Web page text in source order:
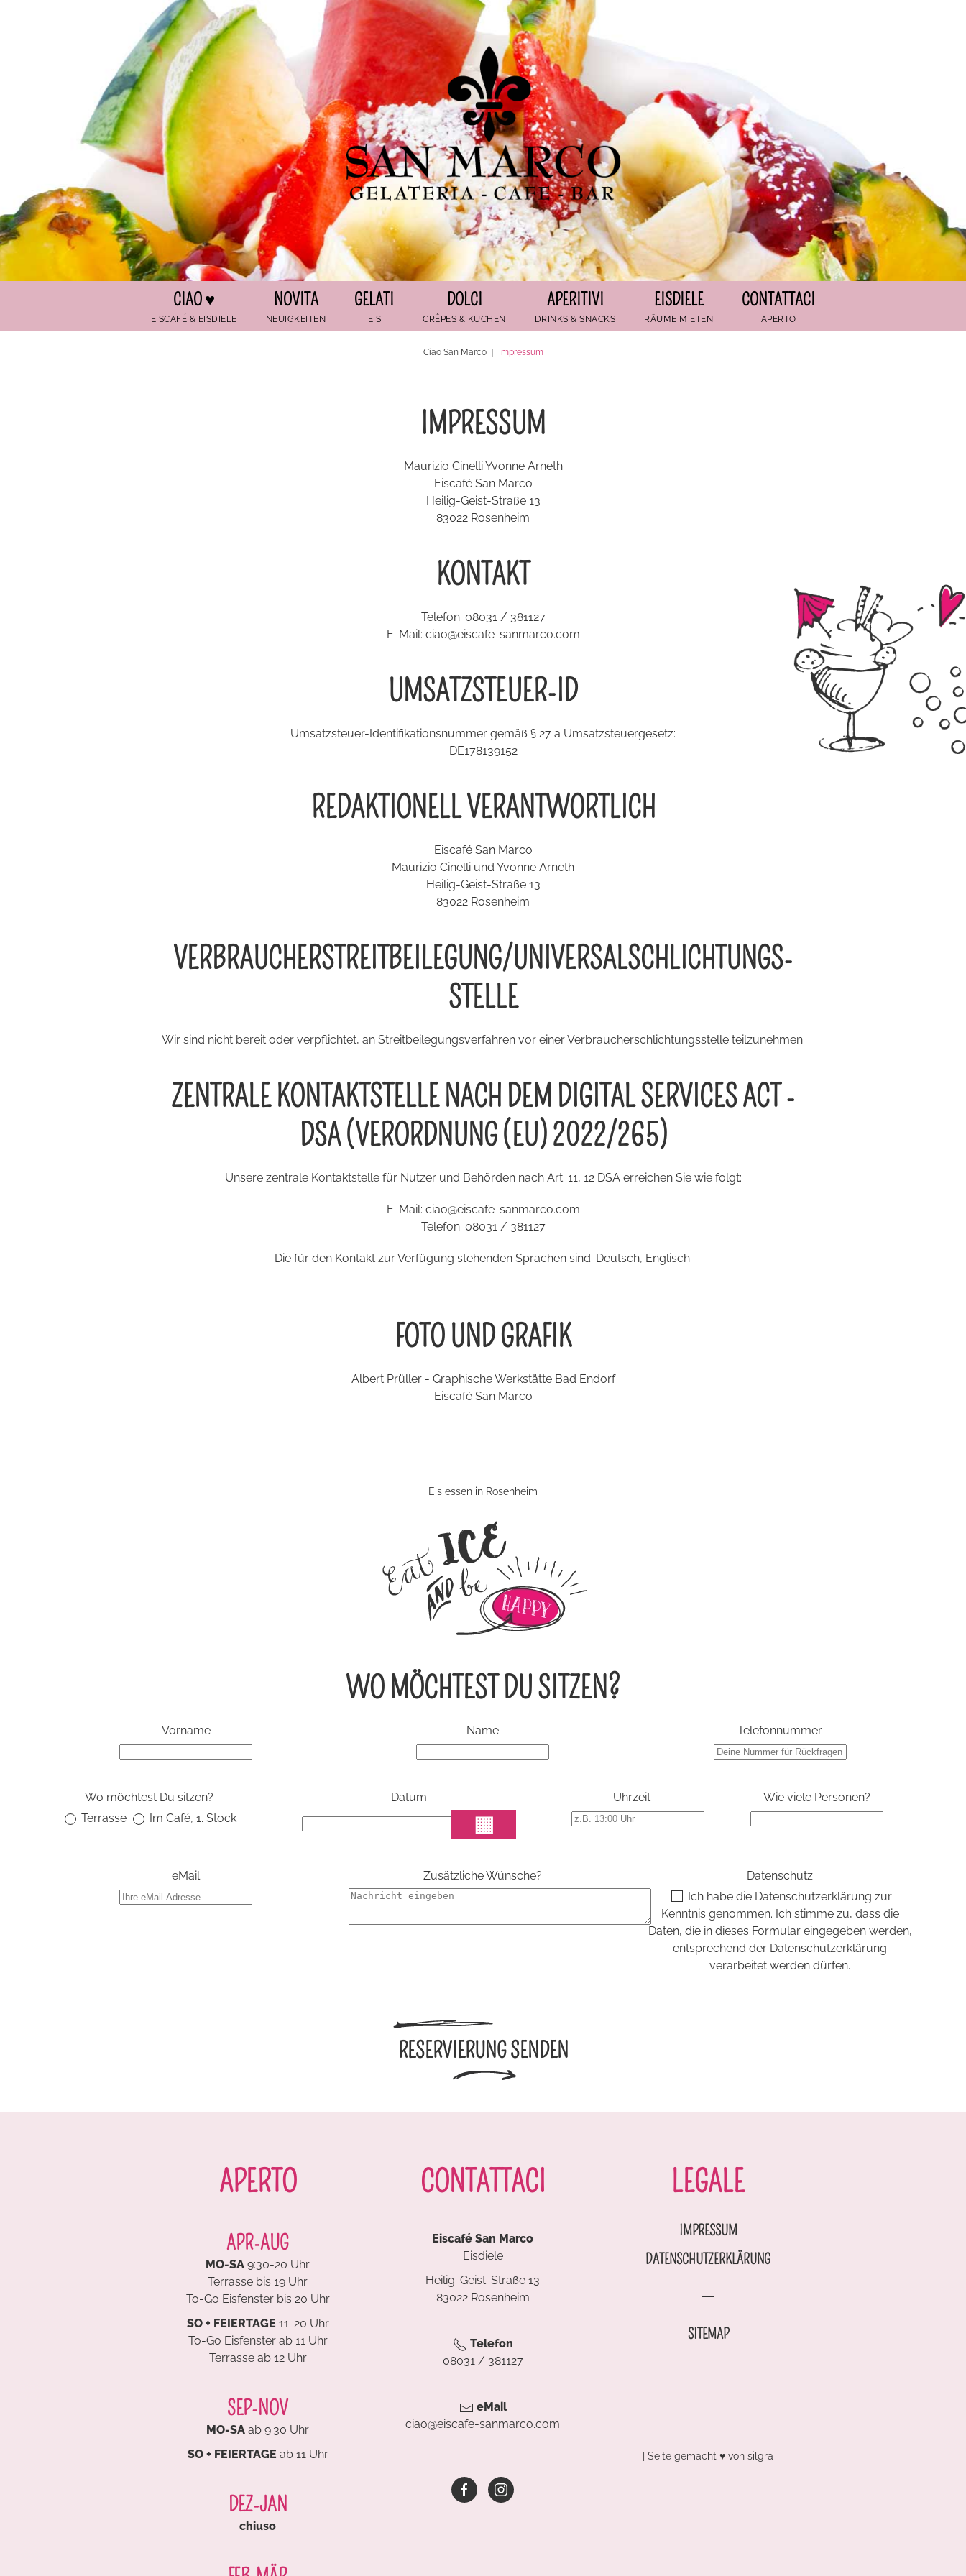
Zum Hauptinhalt springen
CIAO ♥
EISCAFÉ & EISDIELE
NOVITA
NEUIGKEITEN
GELATI
EIS
DOLCI
CRÊPES & KUCHEN
APERITIVI
DRINKS & SNACKS
EISDIELE
RÄUME MIETEN
CONTATTACI
APERTO
Ciao San Marco Impressum
IMPRESSUM
Maurizio Cinelli Yvonne Arneth
Eiscafé San Marco
Heilig-Geist-Straße 13
83022 Rosenheim
KONTAKT
Telefon: 08031 / 381127
E-Mail: ciao@eiscafe-sanmarco.com
UMSATZSTEUER-ID
Umsatzsteuer-Identifikationsnummer gemäß § 27 a Umsatzsteuergesetz:
DE178139152
REDAKTIONELL VERANTWORTLICH
Eiscafé San Marco
Maurizio Cinelli und Yvonne Arneth
Heilig-Geist-Straße 13
83022 Rosenheim
VERBRAUCHER­STREIT­BEILEGUNG/UNIVERSAL­SCHLICHTUNGS­
STELLE
Wir sind nicht bereit oder verpflichtet, an Streitbeilegungsverfahren vor einer Verbraucherschlichtungsstelle teilzunehmen.
ZENTRALE KONTAKTSTELLE NACH DEM DIGITAL SERVICES ACT -
DSA (VERORDNUNG (EU) 2022/265)
Unsere zentrale Kontaktstelle für Nutzer und Behörden nach Art. 11, 12 DSA erreichen Sie wie folgt:
E-Mail: ciao@eiscafe-sanmarco.com
Telefon: 08031 / 381127
Die für den Kontakt zur Verfügung stehenden Sprachen sind: Deutsch, Englisch.
FOTO UND GRAFIK
Albert Prüller - Graphische Werkstätte Bad Endorf
Eiscafé San Marco
Eis essen in Rosenheim
WO MÖCHTEST DU SITZEN?
Vorname Name Telefonnummer
Wo möchtest Du sitzen?
Terrasse
Im Café, 1. Stock
Datum
▦
Uhrzeit Wie viele Personen?
eMail Zusätzliche Wünsche?
Datenschutz
Ich habe die Datenschutzerklärung zur
Kenntnis genommen. Ich stimme zu, dass die
Daten, die in dieses Formular eingegeben werden,
entsprechend der Datenschutzerklärung
verarbeitet werden dürfen.
RESERVIERUNG SENDEN
APERTO
APR-AUG
MO-SA 9:30-20 Uhr
Terrasse bis 19 Uhr
To-Go Eisfenster bis 20 Uhr
SO + FEIERTAGE 11-20 Uhr
To-Go Eisfenster ab 11 Uhr
Terrasse ab 12 Uhr
SEP-NOV
MO-SA ab 9:30 Uhr
SO + FEIERTAGE ab 11 Uhr
DEZ-JAN
chiuso
CONTATTACI
Eiscafé San Marco
Eisdiele
Heilig-Geist-Straße 13
83022 Rosenheim
Telefon
08031 / 381127
eMail
ciao@eiscafe-sanmarco.com
LEGALE
IMPRESSUM
DATENSCHUTZERKLÄRUNG
SITEMAP
| Seite gemacht ♥ vonsilgra